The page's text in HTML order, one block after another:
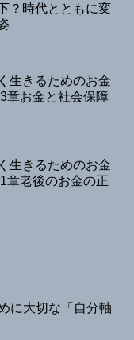
？時代とともに変
生きるためのお金
章お金と社会保障
生きるためのお金
章老後のお金の正
に大切な「自分軸